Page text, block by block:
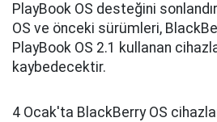
PlayBook OS desteğini
OS ve önceki sürümleri,
PlayBook OS 2.1 kullanan
kaybedecektir.
4 Ocak'ta BlackBerry OS